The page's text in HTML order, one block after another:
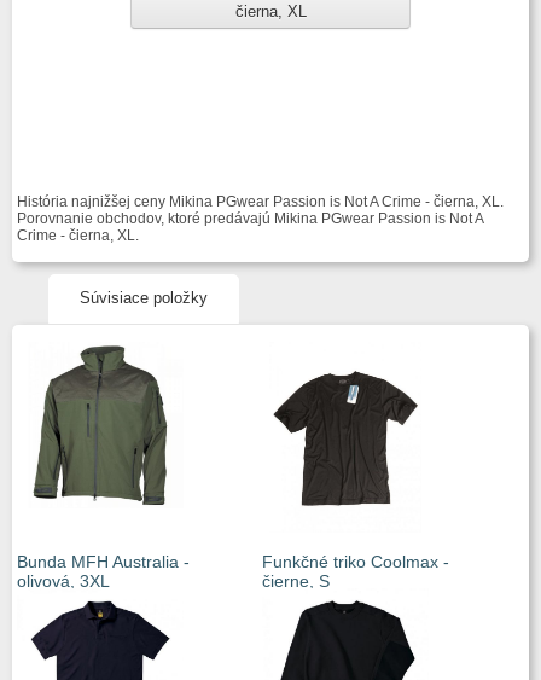
čierna, XL
História najnižšej ceny Mikina PGwear Passion is Not A Crime - čierna, XL.
Porovnanie obchodov, ktoré predávajú Mikina PGwear Passion is Not A
Crime - čierna, XL.
Súvisiace položky
Bunda MFH Australia -
olivová, 3XL
Funkčné triko Coolmax -
čierne, S